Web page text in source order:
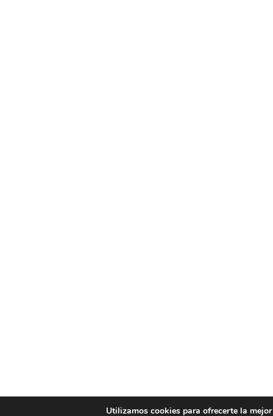
Utilizamos cookies para ofrecerte la